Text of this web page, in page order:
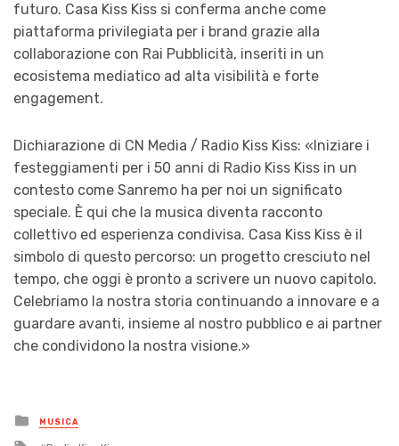
futuro. Casa Kiss Kiss si conferma anche come
piattaforma privilegiata per i brand grazie alla
collaborazione con Rai Pubblicità, inseriti in un
ecosistema mediatico ad alta visibilità e forte
engagement.
Dichiarazione di CN Media / Radio Kiss Kiss: «Iniziare i
festeggiamenti per i 50 anni di Radio Kiss Kiss in un
contesto come Sanremo ha per noi un significato
speciale. È qui che la musica diventa racconto
collettivo ed esperienza condivisa. Casa Kiss Kiss è il
simbolo di questo percorso: un progetto cresciuto nel
tempo, che oggi è pronto a scrivere un nuovo capitolo.
Celebriamo la nostra storia continuando a innovare e a
guardare avanti, insieme al nostro pubblico e ai partner
che condividono la nostra visione.»
Posted
in
MUSICA